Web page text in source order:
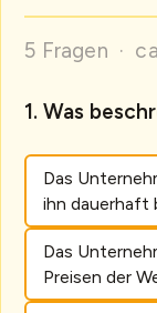
5 Fragen ·
Was
Das
ihn dauerhaft
Das
Preisen der